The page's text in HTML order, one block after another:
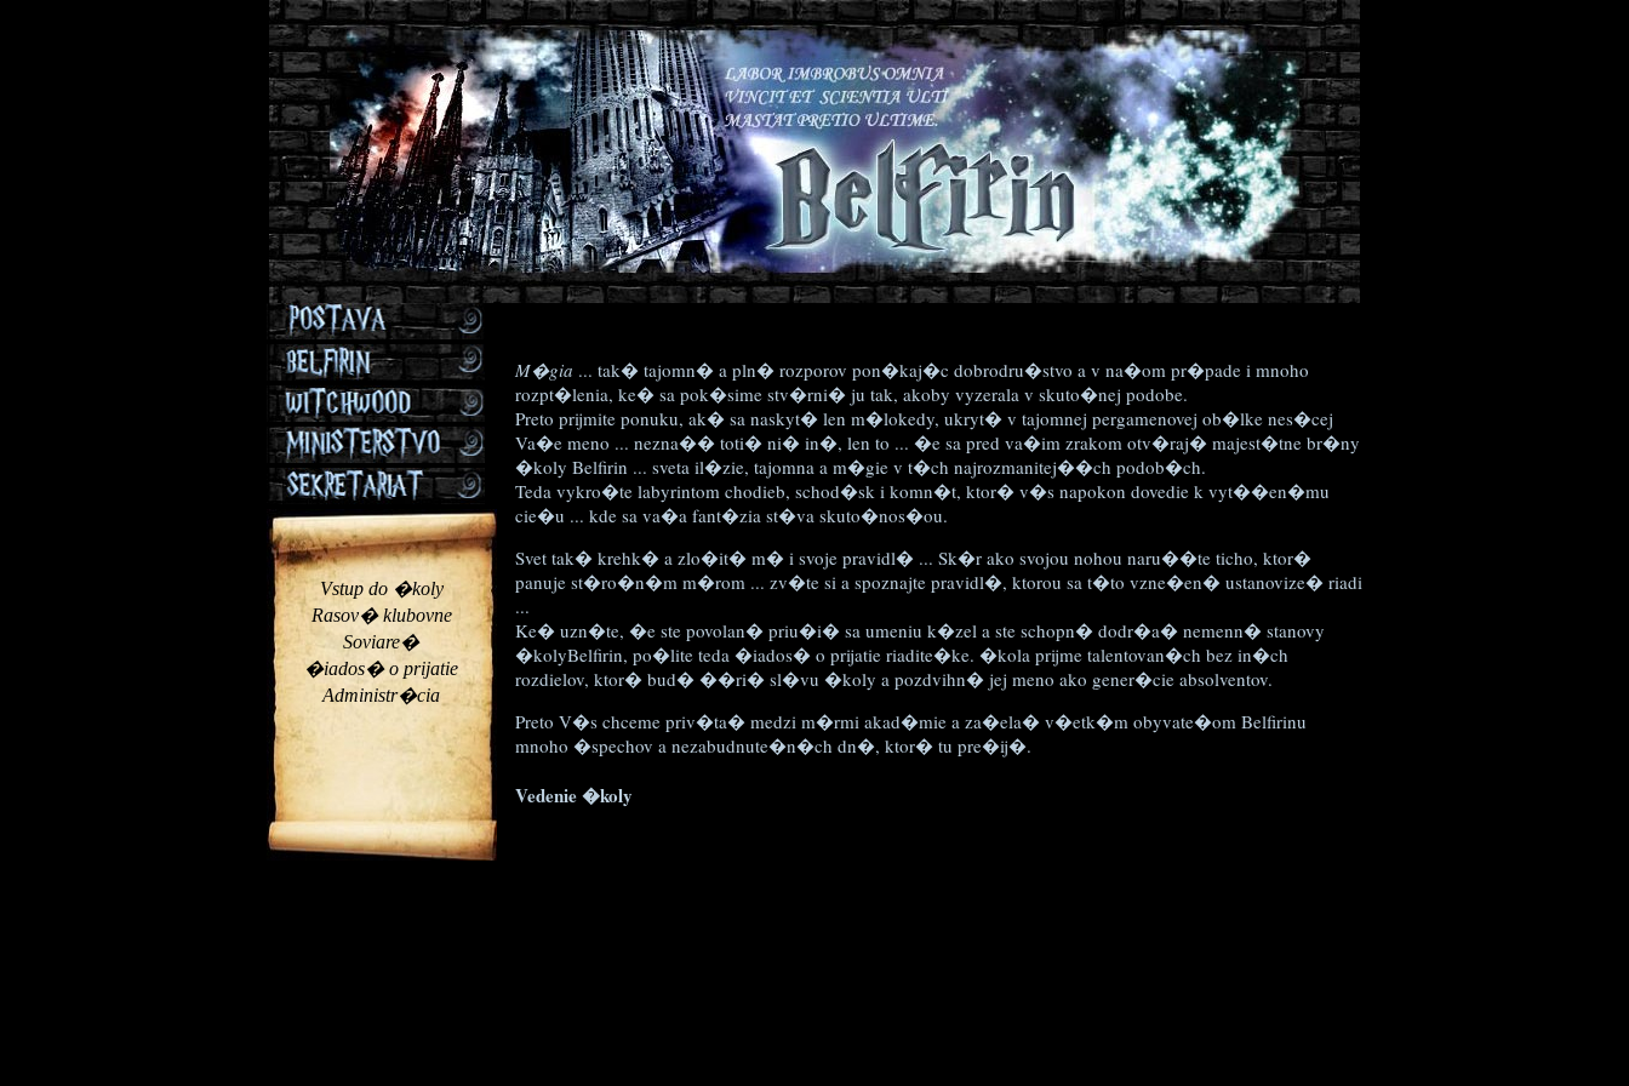
M�gia ... tak� tajomn� a pln� rozporov pon�kaj�c dobrodru�stvo a v na�om pr�pade i mnoho
rozpt�lenia, ke� sa pok�sime stv�rni� ju tak, akoby vyzerala v skuto�nej podobe.
Preto prijmite ponuku, ak� sa naskyt� len m�lokedy, ukryt� v tajomnej pergamenovej ob�lke nes�cej
Va�e meno ... nezna�� toti� ni� in�, len to ... �e sa pred va�im zrakom otv�raj� majest�tne br�ny
�koly Belfirin ... sveta il�zie, tajomna a m�gie v t�ch najrozmanitej��ch podob�ch.
Teda vykro�te labyrintom chodieb, schod�sk i komn�t, ktor� v�s napokon dovedie k vyt��en�mu
cie�u ... kde sa va�a fant�zia st�va skuto�nos�ou.
Svet tak� krehk� a zlo�it� m� i svoje pravidl� ... Sk�r ako svojou nohou naru��te ticho, ktor�
panuje st�ro�n�m m�rom ... zv�te si a spoznajte pravidl�, ktorou sa t�to vzne�en� ustanovize� riadi
...
Ke� uzn�te, �e ste povolan� priu�i� sa umeniu k�zel a ste schopn� dodr�a� nemenn� stanovy
�kolyBelfirin, po�lite teda �iados� o prijatie riadite�ke. �kola prijme talentovan�ch bez in�ch
rozdielov, ktor� bud� ��ri� sl�vu �koly a pozdvihn� jej meno ako gener�cie absolventov.
Preto V�s chceme priv�ta� medzi m�rmi akad�mie a za�ela� v�etk�m obyvate�om Belfirinu
mnoho �spechov a nezabudnute�n�ch dn�, ktor� tu pre�ij�.
Vedenie �koly
Vstup do �koly
Rasov� klubovne
Soviare�
�iados� o prijatie
Administr�cia